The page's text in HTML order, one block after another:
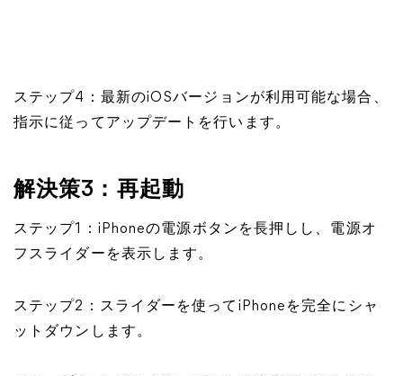
ステップ4：最新のiOSバージョンが利用可能な場合、
指示に従ってアップデートを行います。
解決策3：再起動
ステップ1：iPhoneの電源ボタンを長押しし、電源オ
フスライダーを表示します。
ステップ2：スライダーを使ってiPhoneを完全にシャ
ットダウンします。